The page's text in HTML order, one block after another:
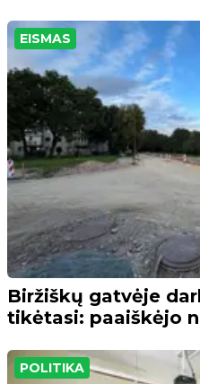
EISMAS
Biržiškų gatvėje
tikėtasi: paaiškėjo
POLITIKA